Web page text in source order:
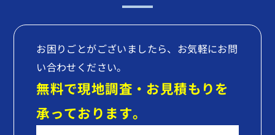
お困りごとがございましたら、お気軽にお問
い合わせください。
無料で現地調査・お見積もりを
承っております。